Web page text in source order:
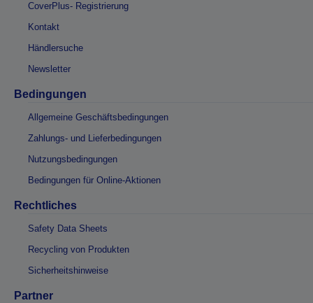
CoverPlus- Registrierung
Kontakt
Händlersuche
Newsletter
Bedingungen
Allgemeine Geschäftsbedingungen
Zahlungs- und Lieferbedingungen
Nutzungsbedingungen
Bedingungen für Online-Aktionen
Rechtliches
Safety Data Sheets
Recycling von Produkten
Sicherheitshinweise
Partner